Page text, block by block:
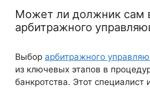
Может ли должник сам
арбитражного
Выбор арбитражного
из ключевых этапов в
банкротства. Этот специалист